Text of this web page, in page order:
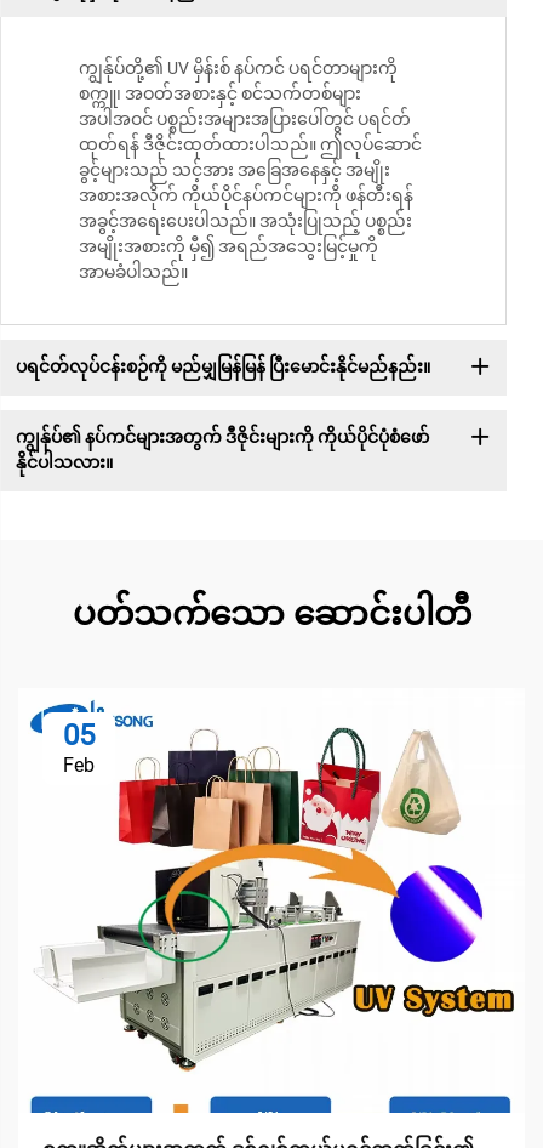
ကျွန်ုပ်တို့၏ UV မှိန်းစ် နပ်ကင် ပရင်တာများကို
စက္ကူ၊ အဝတ်အစားနှင့် စင်သက်တစ်များ
အပါအဝင် ပစ္စည်းအများအပြားပေါ်တွင် ပရင်တ်
ထုတ်ရန် ဒီဇိုင်းထုတ်ထားပါသည်။ ဤလုပ်ဆောင်
ခွင့်များသည် သင့်အား အခြေအနေနှင့် အမျိုး
အစားအလိုက် ကိုယ်ပိုင်နပ်ကင်များကို ဖန်တီးရန်
အခွင့်အရေးပေးပါသည်။ အသုံးပြုသည့် ပစ္စည်း
အမျိုးအစားကို မှီ၍ အရည်အသွေးမြင့်မှုကို
အာမခံပါသည်။
ပရင်တ်လုပ်ငန်းစဉ်ကို မည်မျှမြန်မြန် ပြီးမောင်းနိုင်မည်နည်း။
ကျွန်ုပ်၏ နပ်ကင်များအတွက် ဒီဇိုင်းများကို ကိုယ်ပိုင်ပုံစံဖော်
နိုင်ပါသလား။
ပတ်သက်သော ဆောင်းပါတီ
05
Feb